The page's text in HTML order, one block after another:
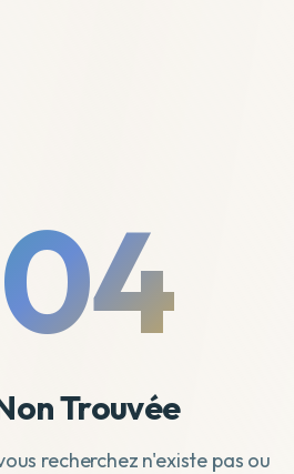
Trouvée
recherchez n'existe pas ou